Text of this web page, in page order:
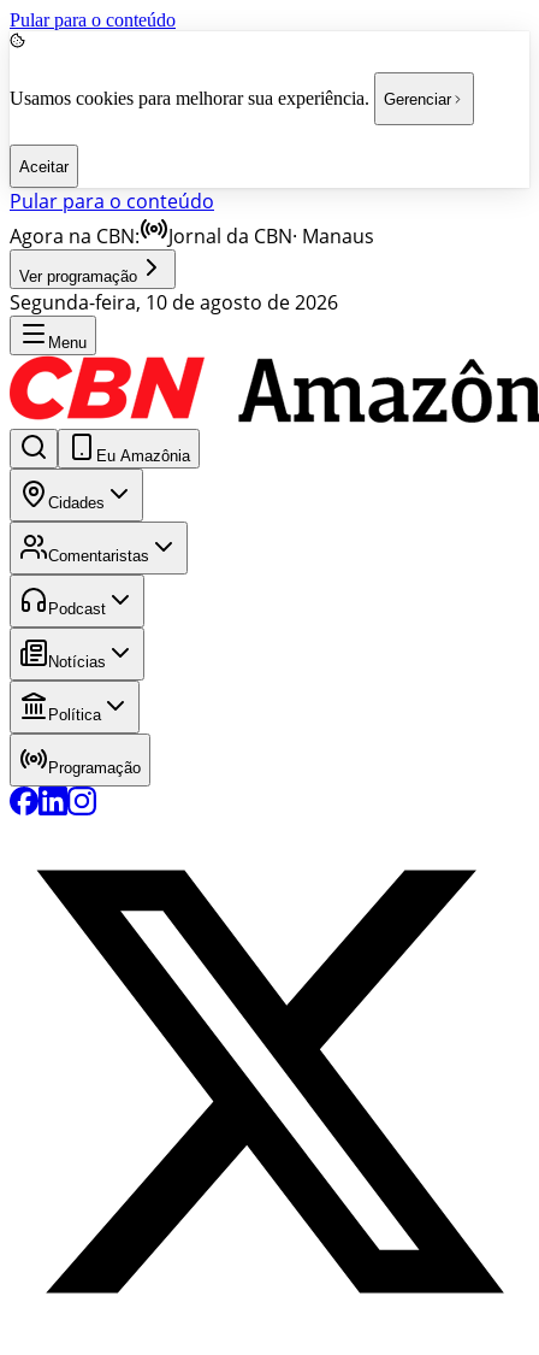
Pular para o conteúdo
Usamos cookies para melhorar sua experiência. Gerenciar
Aceitar
Pular para o conteúdo
Agora na CBN:
Jornal da CBN· Manaus
Ver programação
Segunda-feira, 10 de agosto de 2026
Menu
Eu Amazônia
Cidades
Comentaristas
Podcast
Notícias
Política
Programação